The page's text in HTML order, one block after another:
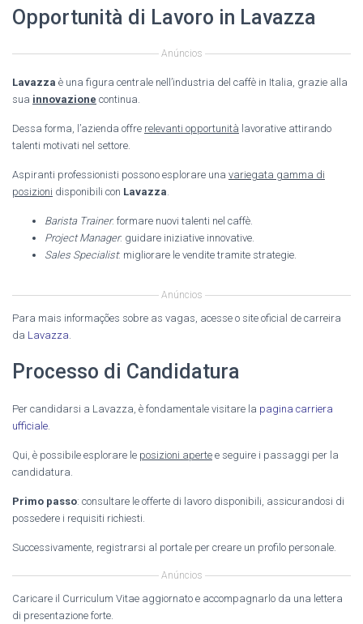
Opportunità di Lavoro in Lavazza
Anúncios
Lavazza è una figura centrale nell’industria del caffè in Italia, grazie alla
sua innovazione continua.
Dessa forma, l’azienda offre relevanti opportunità lavorative attirando
talenti motivati nel settore.
Aspiranti professionisti possono esplorare una variegata gamma di
posizioni disponibili con Lavazza
Barista Trainer: formare nuovi talenti nel caffè.
Project Manager: guidare iniziative innovative.
Sales Specialist: migliorare le vendite tramite strategie.
Anúncios
Para mais informações sobre as vagas, acesse o site oficial de carreira
da Lavazza
Processo di Candidatura
Per candidarsi a Lavazza, è fondamentale visitare la pagina carriera
ufficiale
Qui, è possibile esplorare le posizioni aperte e seguire i passaggi per la
candidatura.
Primo passo: consultare le offerte di lavoro disponibili, assicurandosi di
possedere i requisiti richiesti.
Successivamente, registrarsi al portale per creare un profilo personale.
Anúncios
Caricare il Curriculum Vitae aggiornato e accompagnarlo da una lettera
di presentazione forte.